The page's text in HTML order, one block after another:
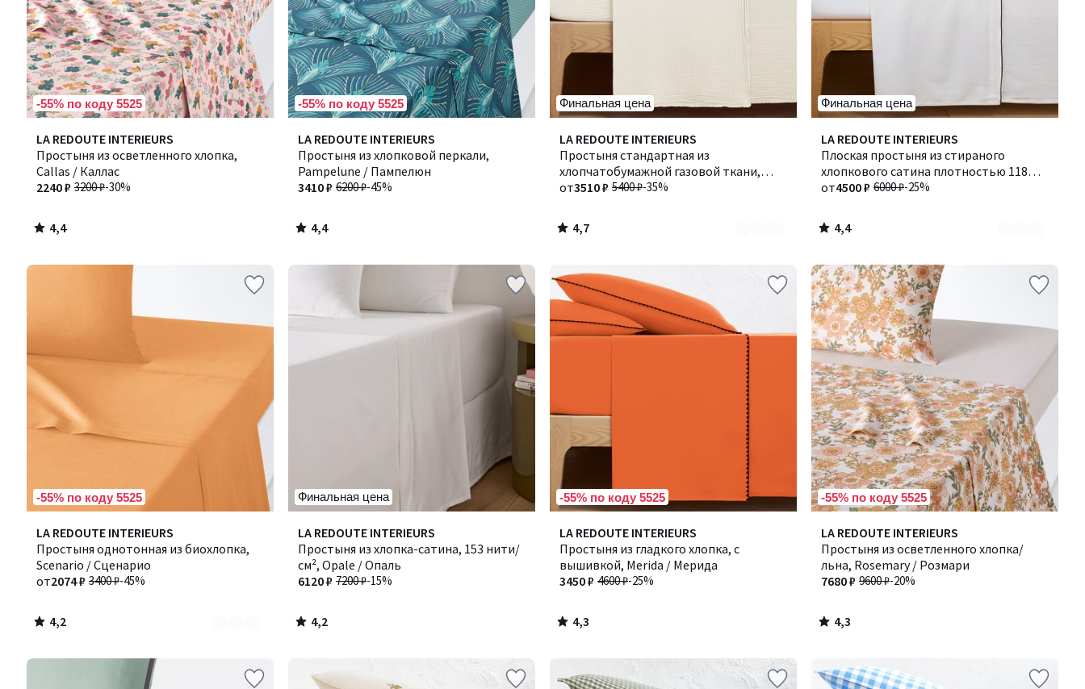
-55% по коду 5525
LA REDOUTE INTERIEURS
Простыня из осветленного хлопка,
Callas / Каллас
3200 ₽-30%
2240 ₽
4,4
/ 5
4,4
/
-55% по коду 5525
LA REDOUTE INTERIEURS
Простыня из хлопковой перкали,
Pampelune / Пампелюн
6200 ₽-45%
3410 ₽
4,4
/ 5
4,4
/
Финальная цена
LA REDOUTE INTERIEURS
Простыня стандартная из
хлопчатобумажной газовой ткани,
Kumla / Кумла
5400 ₽-35%
от3510 ₽
4,7
/ 5
Количество
цветов:
8
4,7
/
Финальная цена
LA REDOUTE INTERIEURS
Плоская простыня из стираного
хлопкового сатина плотностью 118
нитей/см², Victor / Виктор
6000 ₽-25%
от4500 ₽
4,4
/ 5
Количество
цветов:
3
4,4
/
-55% по коду 5525
LA REDOUTE INTERIEURS
Простыня однотонная из биохлопка,
Scenario / Сценарио
3400 ₽-45%
от2074 ₽
4,2
/ 5
Количество
цветов:
2
4,2
/
Финальная цена
LA REDOUTE INTERIEURS
Простыня из хлопка-сатина, 153 нити/
см², Opale / Опаль
7200 ₽-15%
6120 ₽
4,2
/ 5
4,2
/
-55% по коду 5525
LA REDOUTE INTERIEURS
Простыня из гладкого хлопка, с
вышивкой, Merida / Мерида
4600 ₽-25%
3450 ₽
4,3
/ 5
4,3
/
-55% по коду 5525
LA REDOUTE INTERIEURS
Простыня из осветленного хлопка/
льна, Rosemary / Розмари
9600 ₽-20%
7680 ₽
4,3
/ 5
4,3
/